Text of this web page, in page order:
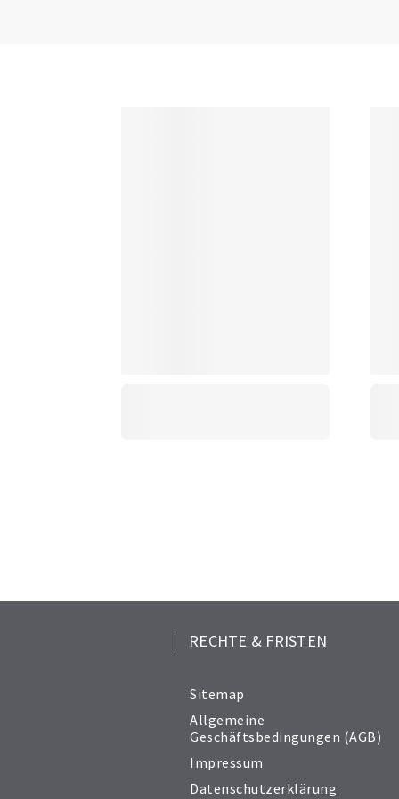
RECHTE & FRISTEN
Sitemap
Allgemeine
Geschäftsbedingungen (AGB)
Impressum
Datenschutzerklärung